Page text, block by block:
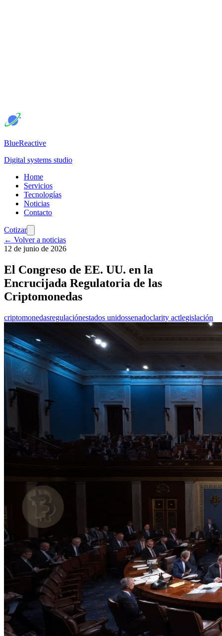
BlueReactive
Digital systems studio
Home
Servicios
Tecnologías
Noticias
Contacto
Cotizar
← Volver a noticias
12 de junio de 2026
El Congreso de EE. UU. en la
Encrucijada Regulatoria de las
Criptomonedas
criptomonedasregulaciónestados unidossenadoclarity actlegislación